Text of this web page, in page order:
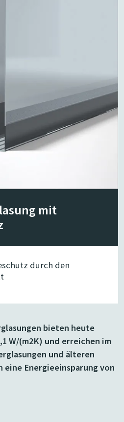
mit
durch den
bieten heute
W/(m2K) und erreichen im
und älteren
eine Energieeinsparung von